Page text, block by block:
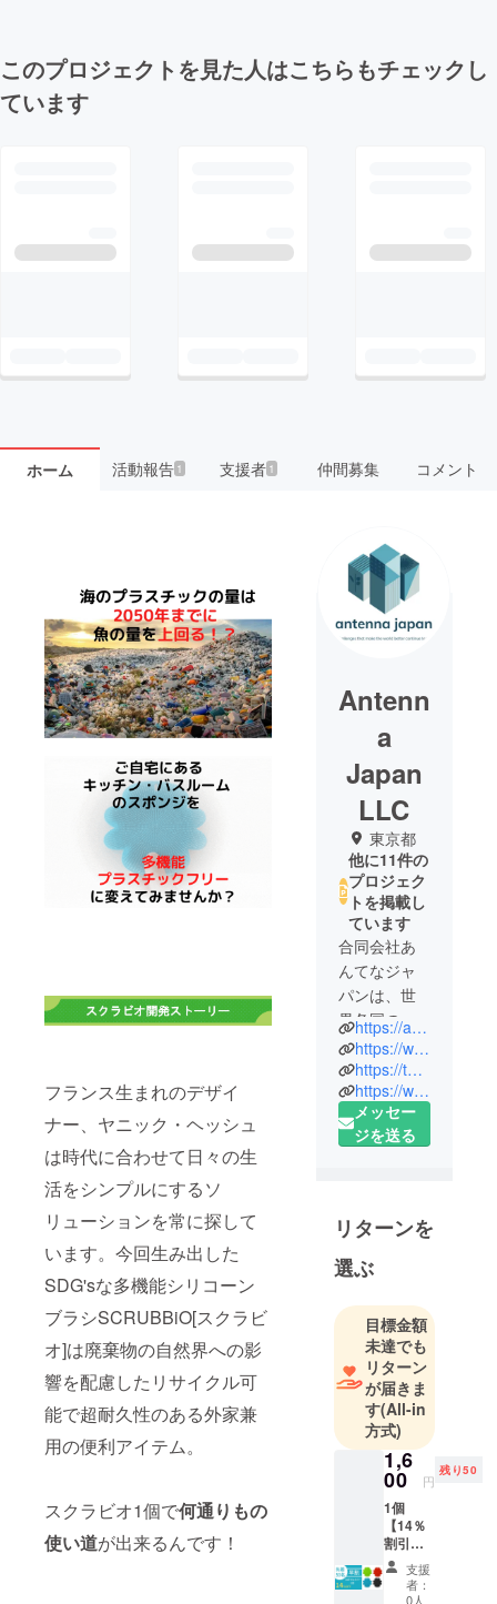
このプロジェクトを見た人はこちらもチェックし
ています
ホーム 活動報告1 支援者 1 仲間募集 コメント
フランス生まれのデザイ
ナー、ヤニック・ヘッシュ
は時代に合わせて日々の生
活をシンプルにするソ
リューションを常に探して
います。今回生み出した
SDG'sな多機能シリコーン
ブラシSCRUBBiO[スクラビ
オ]は廃棄物の自然界への影
響を配慮したリサイクル可
能で超耐久性のある外家兼
用の便利アイテム。
スクラビオ1個で何通りもの
使い道が出来るんです！
Antenn
a
Japan
LLC
東京都
他に11件の
プロジェク
トを掲載し
ています
合同会社あ
んてなジャ
パンは、世
界各国の
メーカーと
コンタクト
を取り日本
未発売の
グッズをご
の人気アイ
テムで、あ
なたの生活
に楽しくな
るお手伝い
が出来たら
幸いです !
https://atn365.co.jp/
https://www.facebook.com/ant365jp/
https://twitter.com/ant365jp
https://www.instagram.com/ant365jp/
メッセー
ジを送る
リターンを
選ぶ
目標金額
未達でも
リターン
が届きま
す(All-in
方式)
1,6
00 円
残り50
1個
【14％
割引】
50名限
定 定価
1,870円
支援
者：
0人